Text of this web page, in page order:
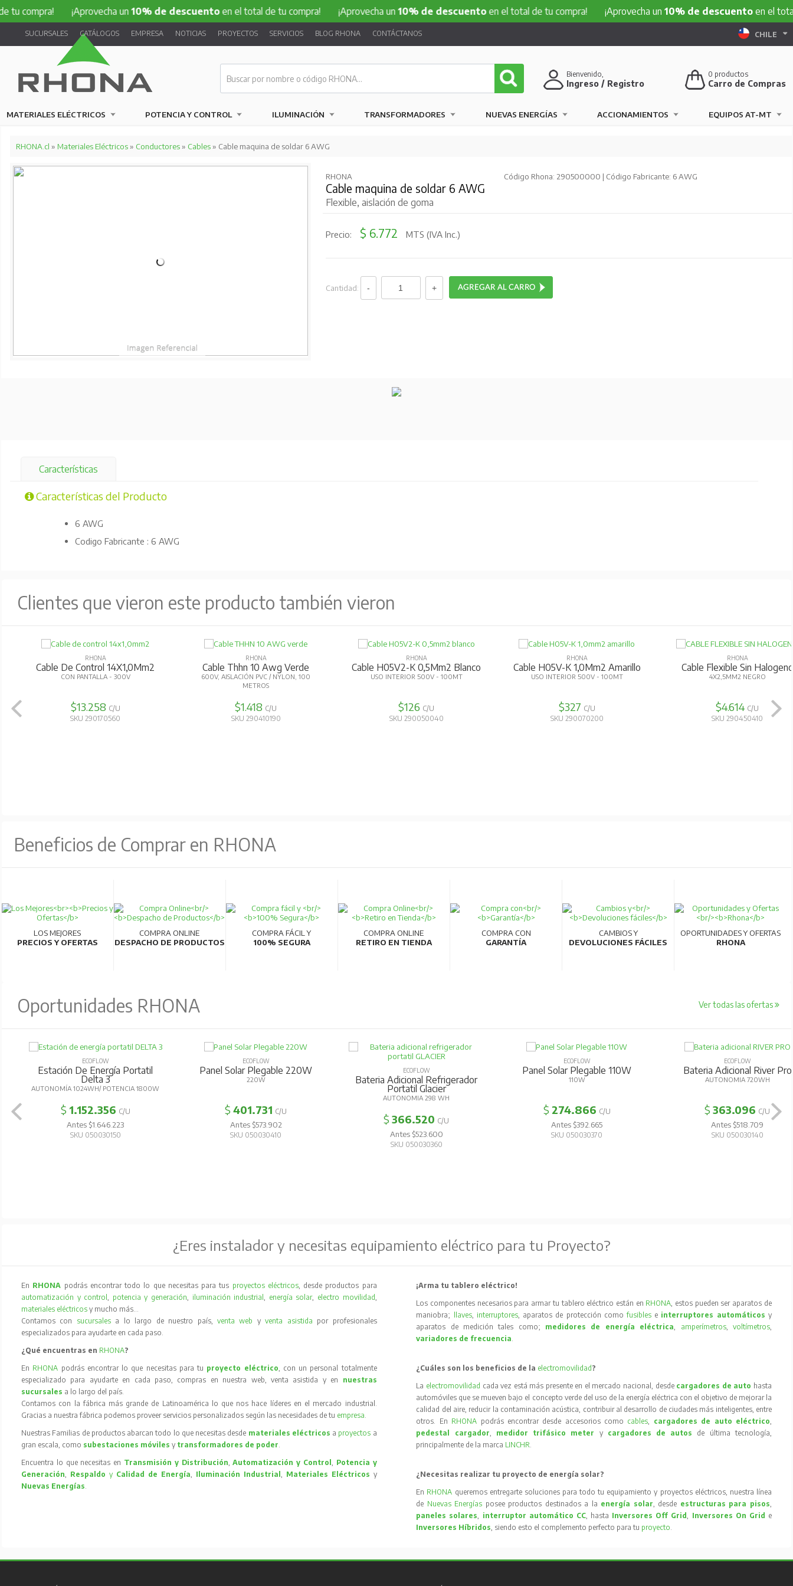
¡Aprovecha un10% de descuentoen el total de tu compra! ¡Aprovecha un10% de descuentoen el total de tu compra! ¡Aprovecha un10% de descuentoen el total de tu
SUCURSALES CATÁLOGOS EMPRESA NOTICIAS PROYECTOS SERVICIOS BLOG RHONA CONTÁCTANOS CHILE
0 productos
Carro de Compras
Bienvenido,
Ingreso / Registro
MATERIALES ELÉCTRICOS POTENCIA Y CONTROL ILUMINACIÓN TRANSFORMADORES NUEVAS ENERGÍAS ACCIONAMIENTOS EQUIPOS AT-MT
RHONA.cl » Materiales Eléctricos» Conductores» Cables» Cable maquina de soldar 6 AWG
RHONA Código Rhona: 290500000 | Código Fabricante: 6 AWG
Cable maquina de soldar 6 AWG
Flexible, aislación de goma
Precio: $ 6.772 MTS (IVA Inc.)
Cantidad:
Características
Características del Producto
6 AWG
Codigo Fabricante : 6 AWG
Clientes que vieron este producto también vieron
RHONA
Cable De Control 14X1,0Mm2
CON PANTALLA - 300V
$13.258 C/U
SKU 290170560
RHONA
Cable Thhn 10 Awg Verde
600V, AISLACIÓN PVC / NYLON, 100
METROS
$1.418 C/U
SKU 290410190
RHONA
Cable H05V2-K 0,5Mm2 Blanco
USO INTERIOR 500V - 100MT
$126 C/U
SKU 290050040
RHONA
Cable H05V-K 1,0Mm2 Amarillo
USO INTERIOR 500V - 100MT
$327 C/U
SKU 290070200
RHONA
Cable Flexible Sin Halogeno
4X2,5MM2 NEGRO
$4.614 C/U
SKU 290450410
Beneficios de Comprar en RHONA
LOS MEJORES
PRECIOS Y OFERTAS
COMPRA ONLINE
DESPACHO DE PRODUCTOS
COMPRA FÁCIL Y
100% SEGURA
COMPRA ONLINE
RETIRO EN TIENDA
COMPRA CON
GARANTÍA
CAMBIOS Y
DEVOLUCIONES FÁCILES
OPORTUNIDADES Y OFERTAS
RHONA
Oportunidades RHONA Ver todas las ofertas
ECOFLOW
Estación De Energía Portatil
Delta 3
AUTONOMÍA 1024WH/ POTENCIA 1800W
$ 1.152.356 C/U
Antes $1.646.223
SKU 050030150
ECOFLOW
Panel Solar Plegable 220W
220W
$401.731 C/U
Antes $573.902
SKU 050030410
ECOFLOW
Bateria Adicional Refrigerador
Portatil Glacier
AUTONOMIA 298 WH
$366.520 C/U
Antes $523.600
SKU 050030360
ECOFLOW
Panel Solar Plegable 110W
110W
$ 274.866 C/U
Antes $392.665
SKU 050030370
ECOFLOW
Bateria Adicional River Pro
AUTONOMIA 720WH
$363.096 C/U
Antes $518.709
SKU 050030140
¿Eres instalador y necesitas equipamiento eléctrico para tu Proyecto?
En RHONA podrás encontrar todo lo que necesitas para tus proyectos eléctricos, desde productos para
automatización y control, potencia y generación, iluminación industrial, energía solar, electro movilidad,
materiales eléctricos y mucho más…
Contamos con sucursales a lo largo de nuestro país, venta web yventa asistida por profesionales
especializados para ayudarte en cada paso.
¿Qué encuentras en RHONA?
En RHONA podrás encontrar lo que necesitas para tu proyecto eléctrico, con un personal totalmente
especializado para ayudarte en cada paso, compras en nuestra web, venta asistida y en nuestras
sucursales a lo largo del país.
Contamos con la fábrica más grande de Latinoamérica lo que nos hace líderes en el mercado industrial.
Gracias a nuestra fábrica podemos proveer servicios personalizados según las necesidades de tu empresa.
Nuestras Familias de productos abarcan todo lo que necesitas desde materiales eléctricos a proyectos a
gran escala, como subestaciones móvilesy transformadores de poder.
Encuentra lo que necesitas en Transmisión y Distribución,Automatización y Control, Potencia y
Generación, Respaldo y Calidad de Energía, Iluminación Industrial , Materiales Eléctricos y
Nuevas Energías.
¡Arma tu tablero eléctrico!
Los componentes necesarios para armar tu tablero eléctrico están en RHONA, estos pueden ser aparatos de
maniobra;
llaves, interruptores, aparatos de protección comofusibles e interruptores automáticos y
aparatos de medición tales como; medidores de energía eléctrica, amperímetros, voltímetros,
variadores de frecuencia.
¿Cuáles son los beneficios de la electromovilidad ?
La electromovilidad cada vez está más presente en el mercado nacional, desde cargadores de auto hasta
automóviles que se mueven bajo el concepto verde del uso de la energía eléctrica con el objetivo de mejorar la
calidad del aire, reducir la contaminación acústica, contribuir al desarrollo de ciudades más inteligentes, entre
otros. En RHONA podrás encontrar desde accesorios como cables, cargadores de auto eléctrico,
pedestal cargador, medidor trifásico meter y cargadores de autos
de última tecnología,
principalmente de la marca LINCHR.
¿Necesitas realizar tu proyecto de energía solar?
En RHONA queremos entregarte soluciones para todo tu equipamiento y proyectos eléctricos, nuestra línea
de Nuevas Energías posee productos destinados a la energía solar, desde estructuras para pisos,
paneles solares, interruptor automático CC, hasta Inversores Off Grid, Inversores On Grid e
Inversores Híbridos, siendo esto el complemento perfecto para tu proyecto.